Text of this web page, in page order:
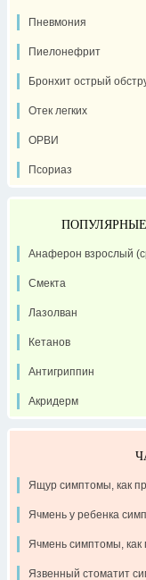
Пневмония
Пиелонефрит
Бронхит острый
Отек легких
ОРВИ
Псориаз
Анаферон взрослый
Смекта
Лазолван
Кетанов
Антигриппин
Акридерм
Ящур симптомы, как
Ячмень у ребенка
Ячмень симптомы, как
Язвенный стоматит